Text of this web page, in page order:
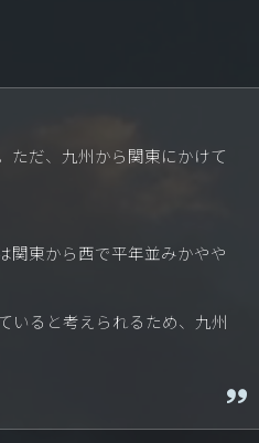
ただ、九州から関東にかけて
関東から西で平年並みかやや
いると考えられるため、九州